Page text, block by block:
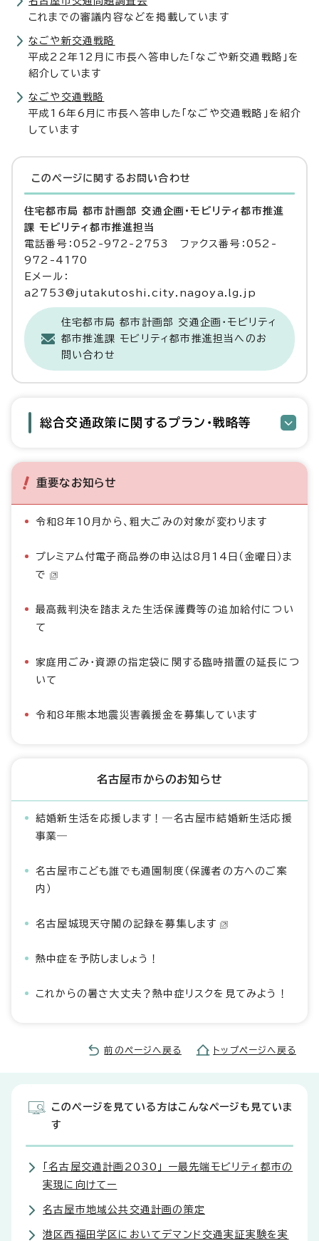
これまでの審議内容などを掲載しています
なごや新交通戦略
平成22年12月に市長へ答申した「なごや新交通戦略」を
紹介しています
なごや交通戦略
平成16年6月に市長へ答申した「なごや交通戦略」を紹介
しています
このページに関する お問い合わせ
住宅都市局 都市計画部 交通企画・モビリティ都市推進
課 モビリティ都市推進担当
電話番号：052-972-2753 ファクス番号：052-
972-4170
Eメール：
a2753@jutakutoshi.city.nagoya.lg.jp
住宅都市局 都市計画部 交通企画・モビリティ
都市推進課 モビリティ都市推進担当へのお
問い合わせ
総合交通政策に関するプラン・戦略等
重要なお知らせ
令和8年10月から、粗大ごみの対象が変わります
プレミアム付電子商品券の申込は8月14日（金曜日）ま
で
最高裁判決を踏まえた生活保護費等の追加給付につい
て
家庭用ごみ・資源の指定袋に関する臨時措置の延長につ
いて
令和8年熊本地震災害義援金を募集しています
名古屋市からのお知らせ
結婚新生活を応援します！―名古屋市結婚新生活応援
事業―
名古屋市こども誰でも通園制度（保護者の方へのご案
内）
名古屋城現天守閣の記録を募集します
熱中症を予防しましょう！
これからの暑さ大丈夫？熱中症リスクを見てみよう！
前のページへ戻る トップページへ戻る
このページを見ている方はこんなページも見ていま
す
「名古屋交通計画2030」 ー最先端モビリティ都市の
実現に向けてー
名古屋市地域公共交通計画の策定
港区西福田学区においてデマンド交通実証実験を実